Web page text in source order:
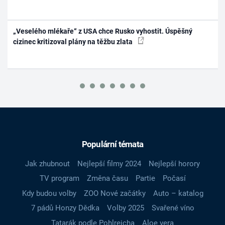
„Veselého mlékaře“ z USA chce Rusko vyhostit. Úspěšný
cizinec kritizoval plány na těžbu zlata
Populární témata
Jak zhubnout Nejlepší filmy 2024
Nejlepší horory
TV program
Změna času Partie
Počasí
Kdy budou volby
ZOO Nové začátky
Auto – katalog
7 pádů Honzy Dědka
Volby 2025
Svařené víno
Tatarák podle Pohlreicha
Aloe vera